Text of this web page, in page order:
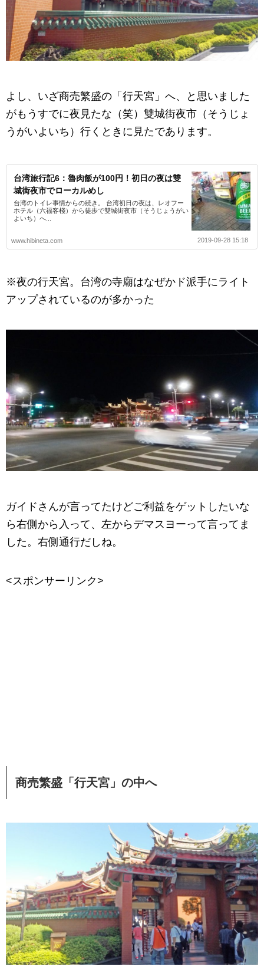
よし、いざ商売繁盛の「行天宮」へ、と思いました
がもうすでに夜見たな（笑）雙城街夜市（そうじょ
うがいよいち）行くときに見たであります。
台湾旅行記6：魯肉飯が100円！初日の夜は雙
城街夜市でローカルめし
台湾のトイレ事情からの続き。 台湾初日の夜は、レオフー
ホテル（六福客棧）から徒歩で雙城街夜市（そうじょうがい
よいち）へ...
www.hibineta.com 2019-09-28 15:18
※夜の行天宮。台湾の寺廟はなぜかド派手にライト
アップされているのが多かった
ガイドさんが言ってたけどご利益をゲットしたいな
ら右側から入って、左からデマスヨーって言ってま
した。右側通行だしね。
<スポンサーリンク>
商売繁盛「行天宮」の中へ